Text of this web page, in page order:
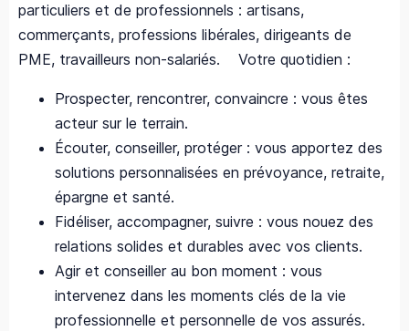
particuliers et de professionnels : artisans,
commerçants, professions libérales, dirigeants de
PME, travailleurs non-salariés. Votre quotidien :
Prospecter, rencontrer, convaincre : vous êtes
acteur sur le terrain.
Écouter, conseiller, protéger : vous apportez des
solutions personnalisées en prévoyance, retraite,
épargne et santé.
Fidéliser, accompagner, suivre : vous nouez des
relations solides et durables avec vos clients.
Agir et conseiller au bon moment : vous
intervenez dans les moments clés de la vie
professionnelle et personnelle de vos assurés.